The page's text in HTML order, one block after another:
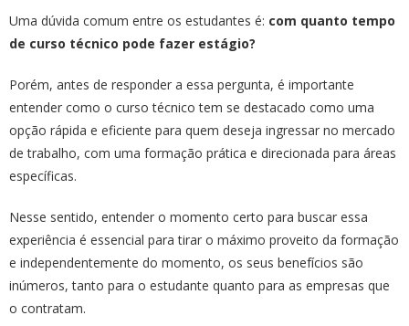
Uma dúvida comum entre os estudantes é: com quanto tempo
de curso técnico pode fazer estágio?
Porém, antes de responder a essa pergunta, é importante
entender como o curso técnico tem se destacado como uma
opção rápida e eficiente para quem deseja ingressar no mercado
de trabalho, com uma formação prática e direcionada para áreas
específicas.
Nesse sentido, entender o momento certo para buscar essa
experiência é essencial para tirar o máximo proveito da formação
e independentemente do momento, os seus benefícios são
inúmeros, tanto para o estudante quanto para as empresas que
o contratam.